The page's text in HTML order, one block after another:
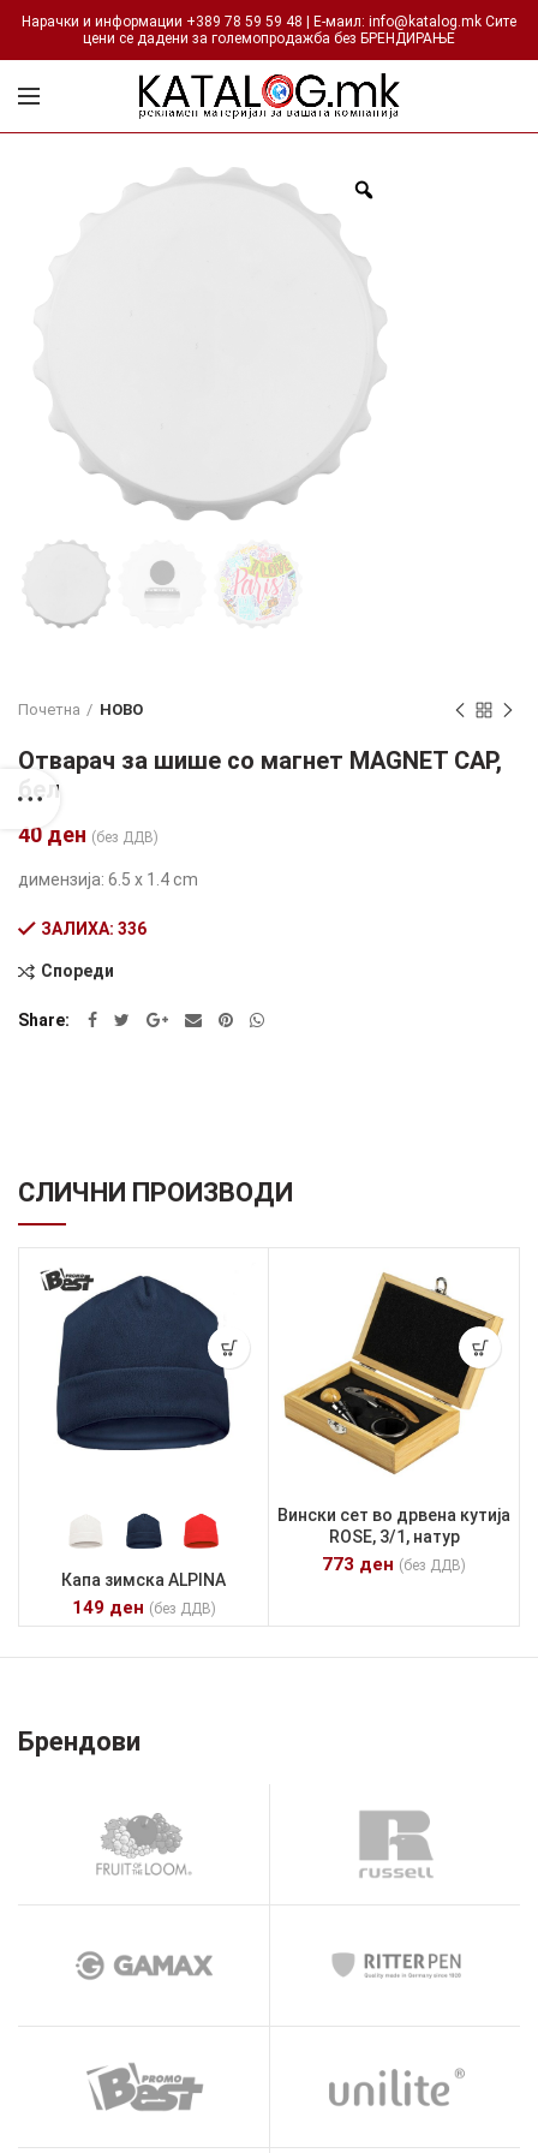
Нарачки и информации +389 78 59 59 48 | Е-маил: info@katalog.mk Сите
цени се дадени за големопродажба без БРЕНДИРАЊЕ
Почетна НОВО
Отварач за шише со магнет MAGNET CAP,
бел
40 ден (без ДДВ)
димензија: 6.5 x 1.4 cm
ЗАЛИХА: 336
Alternative:
Спореди
Share
СЛИЧНИ ПРОИЗВОДИ
Капа зимска ALPINA
149 ден (без ДДВ)
Вински сет во дрвена кутија
ROSE, 3/1, натур
773 ден (без ДДВ)
Брендови